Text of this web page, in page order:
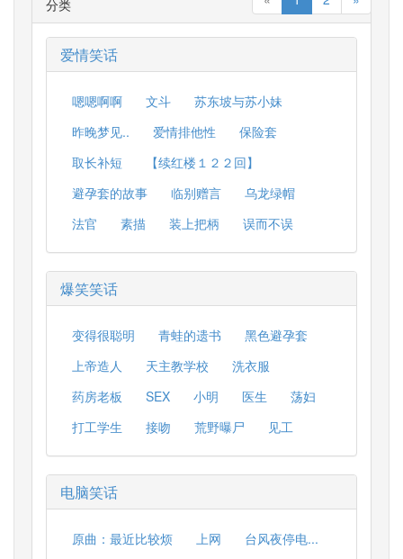
分类
爱情笑话
嗯嗯啊啊 文斗
苏东坡与苏小妹
昨晚梦见..
爱情排他性
保险套
取长补短
【续红楼１２２回】
避孕套的故事
临别赠言
乌龙绿帽
法官
素描 装上把柄 误而不误
爆笑笑话
变得很聪明 青蛙的遗书
黑色避孕套
上帝造人
天主教学校
洗衣服
药房老板
SEX 小明 医生
荡妇
打工学生
接吻 荒野曝尸 见工
电脑笑话
原曲：最近比较烦 上网
台风夜停电...